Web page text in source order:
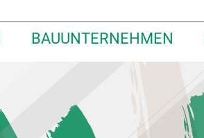
BAUUNTERNEHMEN